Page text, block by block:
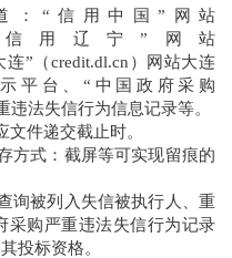
：“信用中国”网站
、“信用辽宁”网站
连”（credit.dl.cn）网站大连
平台、“中国政府采购
违法失信行为信息记录等。
文件递交截止时。
方式：截屏等可实现留痕的
询被列入失信被执行人、重
采购严重违法失信行为记录
投标资格。